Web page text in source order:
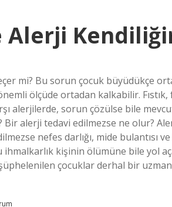
mi? Bu sorun çocuk büyüdükçe
ölçüde ortadan kalkabilir. Fıstık,
alerjilerde, sorun çözülse bile
Bir alerji tedavi edilmezse ne olur?
nefes darlığı, mide bulantısı
kişinin ölümüne bile yol
çocuklar derhal bir